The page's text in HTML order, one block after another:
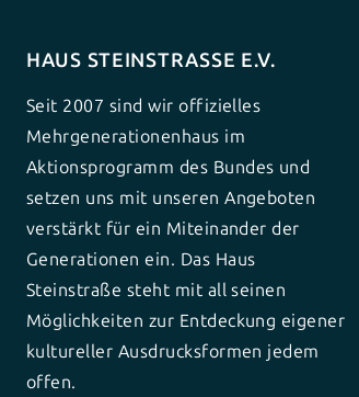
HAUS STEINSTRASSE E.V.
Seit 2007 sind wir offizielles
Mehrgenerationenhaus im
Aktionsprogramm des Bundes und
setzen uns mit unseren Angeboten
verstärkt für ein Miteinander der
Generationen ein. Das Haus
Steinstraße steht mit all seinen
Möglichkeiten zur Entdeckung eigener
kultureller Ausdrucksformen jedem
offen.